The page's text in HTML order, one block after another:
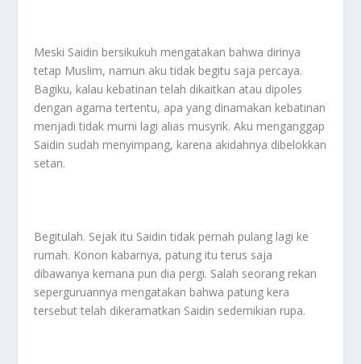
Meski Saidin bersikukuh mengatakan bahwa dirinya
tetap Muslim, namun aku tidak begitu saja percaya.
Bagiku, kalau kebatinan telah dikaitkan atau dipoles
dengan agama tertentu, apa yang dinamakan kebatinan
menjadi tidak murni lagi alias musyrik. Aku menganggap
Saidin sudah menyimpang, karena akidahnya dibelokkan
setan.
Begitulah. Sejak itu Saidin tidak pernah pulang lagi ke
rumah. Konon kabarnya, patung itu terus saja
dibawanya kemana pun dia pergi. Salah seorang rekan
seperguruannya mengatakan bahwa patung kera
tersebut telah dikeramatkan Saidin sedemikian rupa.